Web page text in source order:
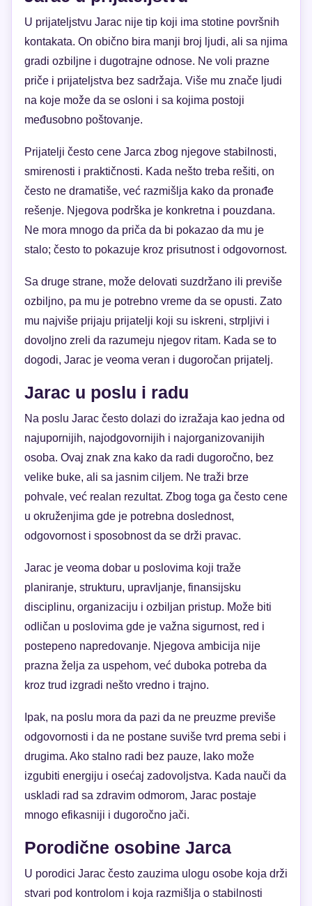
U prijateljstvu Jarac nije tip koji ima stotine površnih
kontakata. On obično bira manji broj ljudi, ali sa njima
gradi ozbiljne i dugotrajne odnose. Ne voli prazne
priče i prijateljstva bez sadržaja. Više mu znače ljudi
na koje može da se osloni i sa kojima postoji
međusobno poštovanje.
Prijatelji često cene Jarca zbog njegove stabilnosti,
smirenosti i praktičnosti. Kada nešto treba rešiti, on
često ne dramatiše, već razmišlja kako da pronađe
rešenje. Njegova podrška je konkretna i pouzdana.
Ne mora mnogo da priča da bi pokazao da mu je
stalo; često to pokazuje kroz prisutnost i odgovornost.
Sa druge strane, može delovati suzdržano ili previše
ozbiljno, pa mu je potrebno vreme da se opusti. Zato
mu najviše prijaju prijatelji koji su iskreni, strpljivi i
dovoljno zreli da razumeju njegov ritam. Kada se to
dogodi, Jarac je veoma veran i dugoročan prijatelj.
Jarac u poslu i radu
Na poslu Jarac često dolazi do izražaja kao jedna od
najupornijih, najodgovornijih i najorganizovanijih
osoba. Ovaj znak zna kako da radi dugoročno, bez
velike buke, ali sa jasnim ciljem. Ne traži brze
pohvale, već realan rezultat. Zbog toga ga često cene
u okruženjima gde je potrebna doslednost,
odgovornost i sposobnost da se drži pravac.
Jarac je veoma dobar u poslovima koji traže
planiranje, strukturu, upravljanje, finansijsku
disciplinu, organizaciju i ozbiljan pristup. Može biti
odličan u poslovima gde je važna sigurnost, red i
postepeno napredovanje. Njegova ambicija nije
prazna želja za uspehom, već duboka potreba da
kroz trud izgradi nešto vredno i trajno.
Ipak, na poslu mora da pazi da ne preuzme previše
odgovornosti i da ne postane suviše tvrd prema sebi i
drugima. Ako stalno radi bez pauze, lako može
izgubiti energiju i osećaj zadovoljstva. Kada nauči da
uskladi rad sa zdravim odmorom, Jarac postaje
mnogo efikasniji i dugoročno jači.
Porodične osobine Jarca
U porodici Jarac često zauzima ulogu osobe koja drži
stvari pod kontrolom i koja razmišlja o stabilnosti